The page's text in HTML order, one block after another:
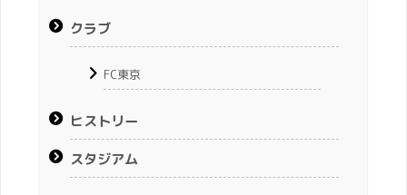
クラブ
FC東京
ヒストリー
スタジアム